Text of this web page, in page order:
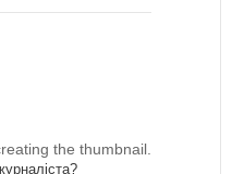
the thumbnail.